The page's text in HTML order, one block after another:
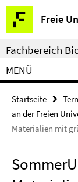
Springe
direkt
zu
Inhalt
Freie
Service-
Navigation
Fachbereich
MENÜ
Startseite
an der Freien
Materialien mit